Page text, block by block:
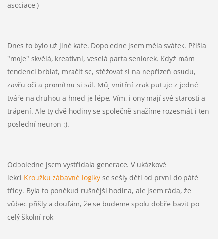
asociace!)
Dnes to bylo už jiné kafe. Dopoledne jsem měla svátek. Přišla
"moje" skvělá, kreativní, veselá parta seniorek. Když mám
tendenci brblat, mračit se, stěžovat si na nepřízeň osudu,
zavřu oči a promítnu si sál. Můj vnitřní zrak putuje z jedné
tváře na druhou a hned je lépe. Vím, i ony mají své starosti a
trápení. Ale ty dvě hodiny se společně snažíme rozesmát i ten
poslední neuron :).
Odpoledne jsem vystřídala generace. V ukázkové
lekci Kroužku zábavné logikyse sešly děti od první do páté
třídy. Byla to poněkud rušnější hodina, ale jsem ráda, že
vůbec přišly a doufám, že se budeme spolu dobře bavit po
celý školní rok.